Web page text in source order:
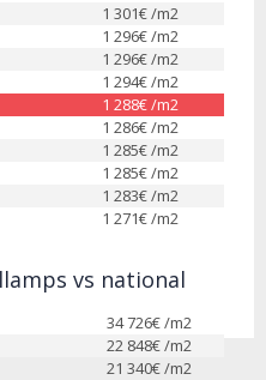
1 301€ /m2
1 296€ /m2
1 296€ /m2
1 294€ /m2
1 288€ /m2
1 286€ /m2
1 285€ /m2
1 285€ /m2
1 283€ /m2
1 271€ /m2
vs national
34 726€ /m2
22 848€ /m2
21 340€ /m2